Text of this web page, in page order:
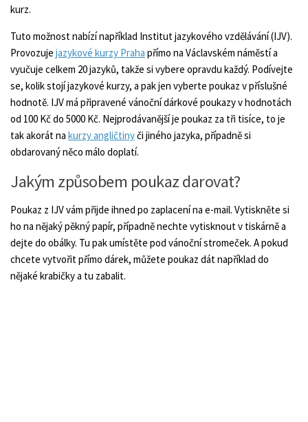
kurz.
Tuto možnost nabízí například Institut jazykového vzdělávání (IJV).
Provozuje jazykové kurzy Praha přímo na Václavském náměstí a
vyučuje celkem 20 jazyků, takže si vybere opravdu každý. Podívejte
se, kolik stojí jazykové kurzy, a pak jen vyberte poukaz v příslušné
hodnotě. IJV má připravené vánoční dárkové poukazy v hodnotách
od 100 Kč do 5000 Kč. Nejprodávanější je poukaz za tři tisíce, to je
tak akorát na kurzy angličtinyči jiného jazyka, případně si
obdarovaný něco málo doplatí.
Jakým způsobem poukaz darovat?
Poukaz z IJV vám přijde ihned po zaplacení na e-mail. Vytiskněte si
ho na nějaký pěkný papír, případně nechte vytisknout v tiskárně a
dejte do obálky. Tu pak umístěte pod vánoční stromeček. A pokud
chcete vytvořit přímo dárek, můžete poukaz dát například do
nějaké krabičky a tu zabalit.